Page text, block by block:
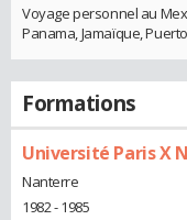
Voyage personnel au
Panama, Jamaïque,
Formations
Université Paris X
Nanterre
1982 - 1985